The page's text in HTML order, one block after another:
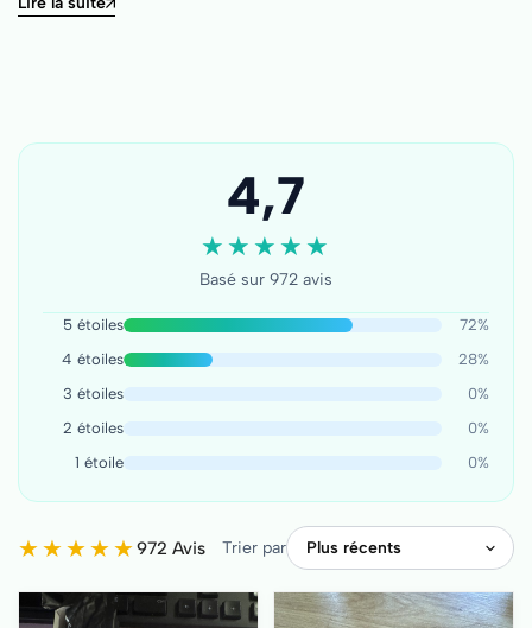
4,7
★★★★★
Basé sur 972 avis
5 étoiles
72%
4 étoiles
28%
3 étoiles
0%
2 étoiles
0%
1 étoile
0%
★★★★★972 Avis Trier par